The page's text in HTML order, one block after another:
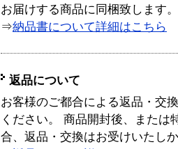
お届けする商品に同梱致します。
⇒納品書について詳細はこちら
返品について
お客様のご都合による返品・交
ください。 商品開封後、または
合、返品・交換はお受けいたし